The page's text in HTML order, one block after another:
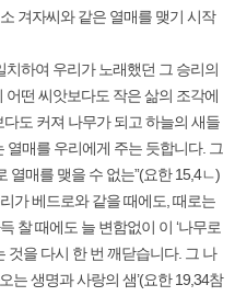
겨자씨와 같은 열매를 맺기 시작
하여 우리가 노래했던 그 승리의
떤 씨앗보다도 작은 삶의 조각에
도 커져 나무가 되고 하늘의 새들
열매를 우리에게 주는 듯합니다. 그
열매를 맺을 수 없는”(요한 15,4ㄴ)
가 베드로와 같을 때에도, 때로는
찰 때에도 늘 변함없이 이 ‘나무로
것을 다시 한 번 깨닫습니다. 그 나
는 생명과 사랑의 샘’(요한 19,34참